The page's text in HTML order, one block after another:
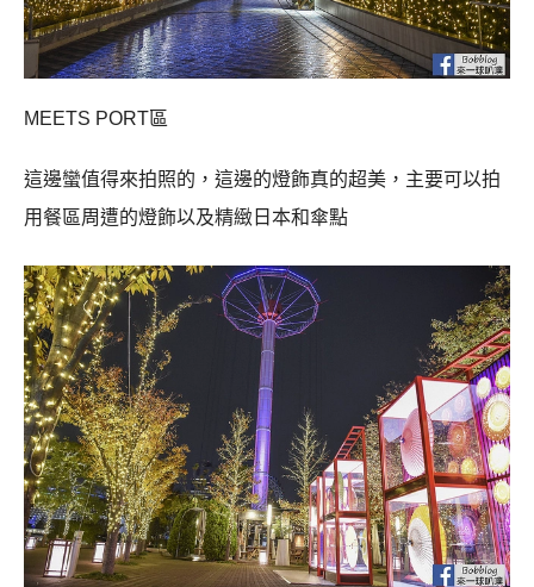
MEETS PORT區
這邊蠻值得來拍照的，這邊的燈飾真的超美，主要可以拍
用餐區周遭的燈飾以及精緻日本和傘點